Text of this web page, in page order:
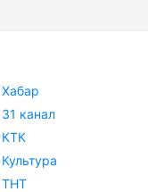
Хабар
31 канал
КТК
Культура
ТНТ